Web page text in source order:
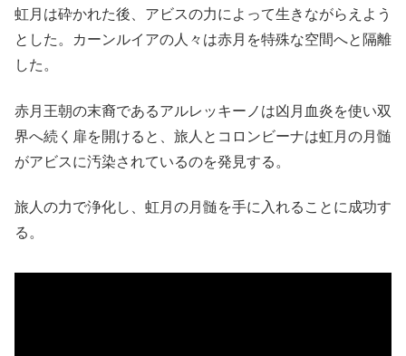
虹月は砕かれた後、アビスの力によって生きながらえよう
とした。カーンルイアの人々は赤月を特殊な空間へと隔離
した。
赤月王朝の末裔であるアルレッキーノは凶月血炎を使い双
界へ続く扉を開けると、旅人とコロンビーナは虹月の月髄
がアビスに汚染されているのを発見する。
旅人の力で浄化し、虹月の月髄を手に入れることに成功す
る。